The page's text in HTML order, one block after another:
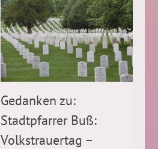
Gedanken zu:
Stadtpfarrer Buß:
Volkstrauertag –